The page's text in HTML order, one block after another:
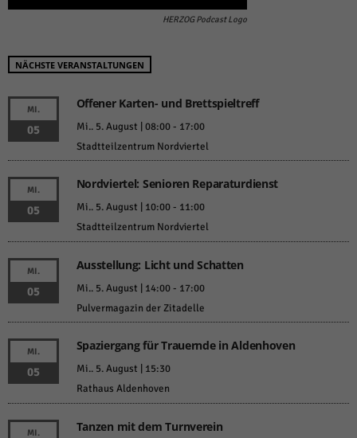
HERZOG Podcast Logo
NÄCHSTE VERANSTALTUNGEN
MI.
05
Offener Karten- und Brettspieltreff
Mi.. 5. August | 08:00- 17:00
Stadtteilzentrum Nordviertel
MI.
05
Nordviertel: Senioren Reparaturdienst
Mi.. 5. August | 10:00- 11:00
Stadtteilzentrum Nordviertel
MI.
05
Ausstellung: Licht und Schatten
Mi.. 5. August | 14:00- 17:00
Pulvermagazin der Zitadelle
MI.
05
Spaziergang für Trauernde in Aldenhoven
Mi.. 5. August | 15:30
Rathaus Aldenhoven
MI. Tanzen mit dem Turnverein